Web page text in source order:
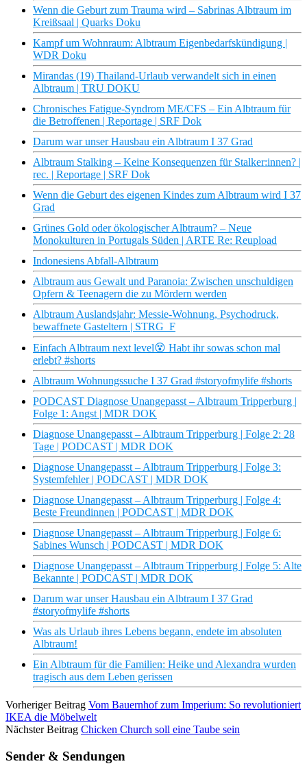
Wenn die Geburt zum Trauma wird – Sabrinas Albtraum im
Kreißsaal | Quarks Doku
Kampf um Wohnraum: Albtraum Eigenbedarfskündigung |
WDR Doku
Mirandas (19) Thailand-Urlaub verwandelt sich in einen
Albtraum | TRU DOKU
Chronisches Fatigue-Syndrom ME/CFS – Ein Albtraum für
die Betroffenen | Reportage | SRF Dok
Darum war unser Hausbau ein Albtraum I 37 Grad
Albtraum Stalking – Keine Konsequenzen für Stalker:innen? |
rec. | Reportage | SRF Dok
Wenn die Geburt des eigenen Kindes zum Albtraum wird I 37
Grad
Grünes Gold oder ökologischer Albtraum? – Neue
Monokulturen in Portugals Süden | ARTE Re: Reupload
Indonesiens Abfall-Albtraum
Albtraum aus Gewalt und Paranoia: Zwischen unschuldigen
Opfern & Teenagern die zu Mördern werden
Albtraum Auslandsjahr: Messie-Wohnung, Psychodruck,
bewaffnete Gasteltern | STRG_F
Einfach Albtraum next level😵‍ Habt ihr sowas schon mal
erlebt? #shorts
Albtraum Wohnungssuche I 37 Grad #storyofmylife #shorts
PODCAST Diagnose Unangepasst – Albtraum Tripperburg |
Folge 1: Angst | MDR DOK
Diagnose Unangepasst – Albtraum Tripperburg | Folge 2: 28
Tage | PODCAST | MDR DOK
Diagnose Unangepasst – Albtraum Tripperburg | Folge 3:
Systemfehler | PODCAST | MDR DOK
Diagnose Unangepasst – Albtraum Tripperburg | Folge 4:
Beste Freundinnen | PODCAST | MDR DOK
Diagnose Unangepasst – Albtraum Tripperburg | Folge 6:
Sabines Wunsch | PODCAST | MDR DOK
Diagnose Unangepasst – Albtraum Tripperburg | Folge 5: Alte
Bekannte | PODCAST | MDR DOK
Darum war unser Hausbau ein Albtraum I 37 Grad
#storyofmylife #shorts
Was als Urlaub ihres Lebens begann, endete im absoluten
Albtraum!
Ein Albtraum für die Familien: Heike und Alexandra wurden
tragisch aus dem Leben gerissen
Vorheriger Beitrag Vom Bauernhof zum Imperium: So revolutioniert
IKEA die Möbelwelt
Nächster Beitrag Chicken Church soll eine Taube sein
Sender & Sendungen